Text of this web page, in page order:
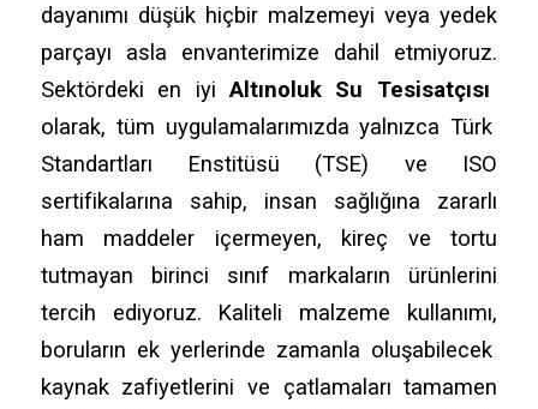
dayanımı düşük hiçbir malzemeyi veya yedek
parçayı asla envanterimize dahil etmiyoruz.
Sektördeki en iyi Altınoluk Su Tesisatçısı
olarak, tüm uygulamalarımızda yalnızca Türk
Standartları Enstitüsü (TSE) ve ISO
sertifikalarına sahip, insan sağlığına zararlı
ham maddeler içermeyen, kireç ve tortu
tutmayan birinci sınıf markaların ürünlerini
tercih ediyoruz. Kaliteli malzeme kullanımı,
boruların ek yerlerinde zamanla oluşabilecek
kaynak zafiyetlerini ve çatlamaları tamamen